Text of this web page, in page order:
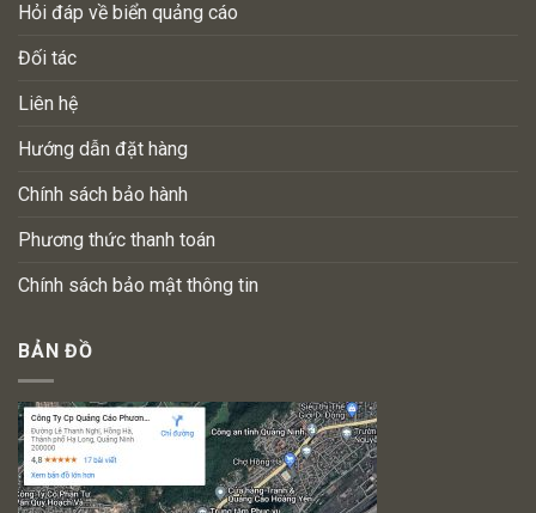
Hỏi đáp về biển quảng cáo
Đối tác
Liên hệ
Hướng dẫn đặt hàng
Chính sách bảo hành
Phương thức thanh toán
Chính sách bảo mật thông tin
BẢN ĐỒ